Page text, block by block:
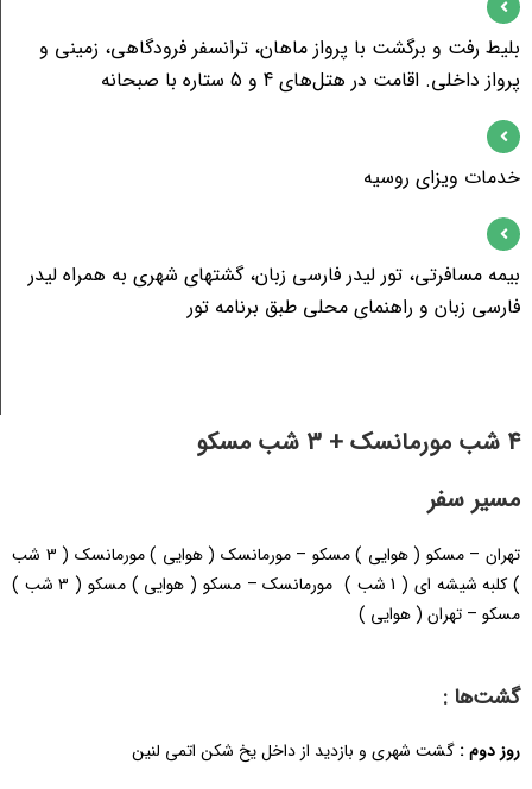
بلیط رفت و برگشت با پرواز ماهان، ترانسفر فرودگاهی، زمینی و
پرواز داخلی. اقامت در هتل‌‌های 4 و 5 ستاره با صبحانه
خدمات ویزای روسیه
بیمه مسافرتی، تور لیدر فارسی زبان، گشتهای شهری به همراه لیدر
فارسی زبان و راهنمای محلی طبق برنامه تور
4 شب مورمانسک + 3 شب مسکو
مسیر سفر
تهران – مسکو ( هوایی ) مسکو – مورمانسک ( هوایی ) مورمانسک ( 3 شب
) کلبه شیشه ای ( 1 شب ) مورمانسک – مسکو ( هوایی ) مسکو ( 3 شب )
مسکو – تهران ( هوایی )
گشت‌ها :
روز دوم : گشت شهری و بازدید از داخل یخ شکن اتمی لنین